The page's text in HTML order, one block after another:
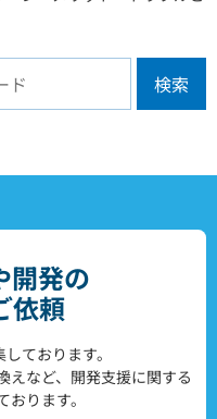
検索
開発の
依頼
ております。
えなど、開発支援に関する
ります。